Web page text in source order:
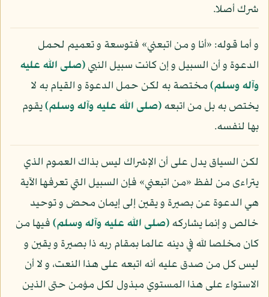
شرك أصلا.
و أما قوله: «أنا و من اتبعني» فتوسعة و تعميم لحمل
الدعوة و أن السبيل و إن كانت سبيل النبي(صلى الله عليه
وآله وسلم)مختصة به لكن حمل الدعوة و القيام به لا
يختص به بل من اتبعه(صلى الله عليه وآله وسلم)يقوم
بها لنفسه.
لكن السياق يدل على أن الإشراك ليس بذاك العموم الذي
يتراءى من لفظ «من اتبعني» فإن السبيل التي تعرفها الآية
هي الدعوة عن بصيرة و يقين إلى إيمان محض و توحيد
خالص و إنما يشاركه(صلى الله عليه وآله وسلم)فيها من
كان مخلصا لله في دينه عالما بمقام ربه ذا بصيرة و يقين و
ليس كل من صدق عليه أنه اتبعه على هذا النعت، و لا أن
الاستواء على هذا المستوي مبذول لكل مؤمن حتى الذين